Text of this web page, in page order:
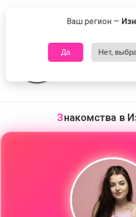
Сейчас знакомятся в
Знакомства в
❤️
Ваш регион —
Да Нет,